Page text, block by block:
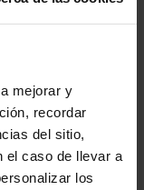
mejorar y
recordar
del sitio,
el caso de llevar a
los